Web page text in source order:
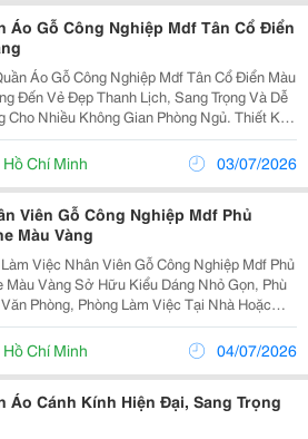
Áo Gỗ Công Nghiệp Mdf Tân Cổ Điển
Áo Gỗ Công Nghiệp Mdf Tân Cổ Điển Màu
Đến Vẻ Đẹp Thanh Lịch, Sang Trọng Và Dễ
Cho Nhiều Không Gian Phòng Ngủ. Thiết Kế
Tinh Tế Kết Hợp Tay Nắm Đen Nổi Bật Giúp
Vừa Trang Nhã, Vừa Có Điểm Nhấn Hiện...
Hồ Chí Minh 03/07/2026
Viên Gỗ Công Nghiệp Mdf Phủ
Màu Vàng
Việc Nhân Viên Gỗ Công Nghiệp Mdf Phủ
Màu Vàng Sở Hữu Kiểu Dáng Nhỏ Gọn, Phù
Phòng, Phòng Làm Việc Tại Nhà Hoặc
Tối Ưu Diện Tích. Tone Vân Gỗ Sáng Tạo
Nhẹ Nhàng, Sạch Sẽ Và Dễ Phối Với Nhiều
Hồ Chí Minh 04/07/2026
Áo Cánh Kính Hiện Đại, Sang Trọng